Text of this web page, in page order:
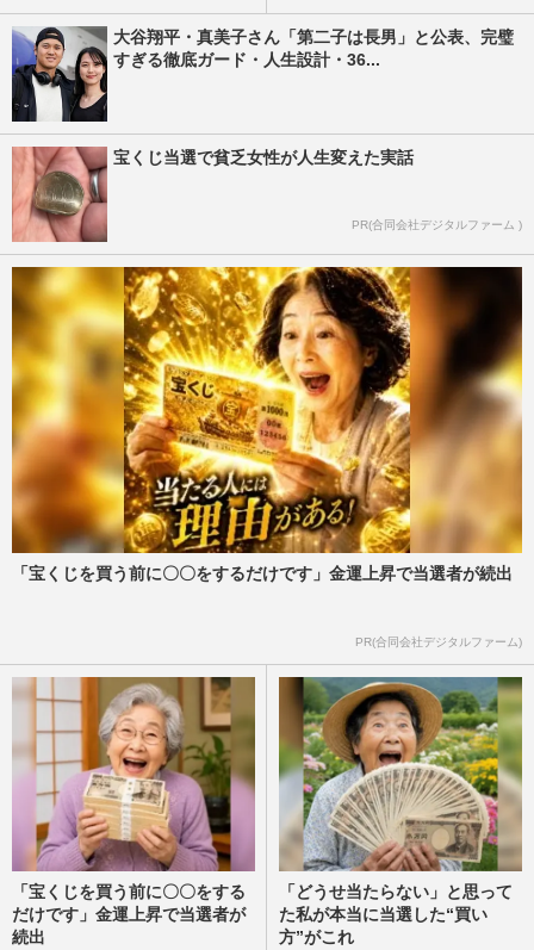
大谷翔平・真美子さん「第二子は長男」と公表、完璧
すぎる徹底ガード・人生設計・36...
宝くじ当選で貧乏女性が人生変えた実話
PR(合同会社デジタルファーム )
「宝くじを買う前に〇〇をするだけです」金運上昇で当選者が続出
PR(合同会社デジタルファーム)
「宝くじを買う前に〇〇をする
だけです」金運上昇で当選者が
続出
「どうせ当たらない」と思って
た私が本当に当選した“買い
方”がこれ